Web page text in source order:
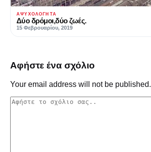
ΑΨΥΧΟΛΌΓΗΤΑ
Δύο δρόμοι,δύο ζωές.
15 Φεβρουαρίου, 2019
Αφήστε ένα σχόλιο
Your email address will not be published.